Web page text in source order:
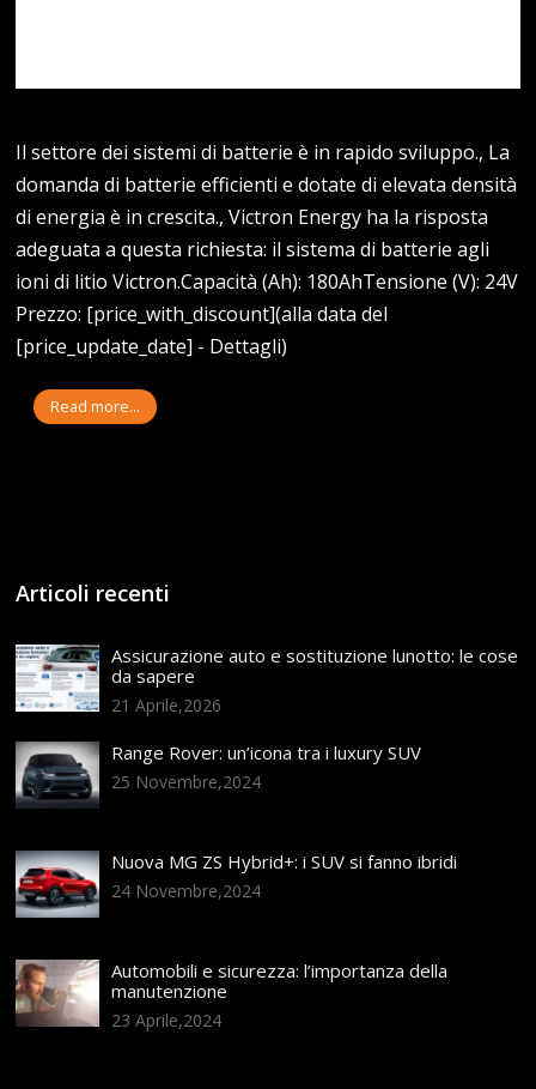
Il settore dei sistemi di batterie è in rapido sviluppo., La
domanda di batterie efficienti e dotate di elevata densità
di energia è in crescita., Victron Energy ha la risposta
adeguata a questa richiesta: il sistema di batterie agli
ioni di litio Victron.Capacità (Ah): 180AhTensione (V): 24V
Prezzo: [price_with_discount](alla data del
[price_update_date] - Dettagli)
Read more...
Articoli recenti
Assicurazione auto e sostituzione lunotto: le cose
da sapere
21 Aprile,2026
Range Rover: un’icona tra i luxury SUV
25 Novembre,2024
Nuova MG ZS Hybrid+: i SUV si fanno ibridi
24 Novembre,2024
Automobili e sicurezza: l’importanza della
manutenzione
23 Aprile,2024